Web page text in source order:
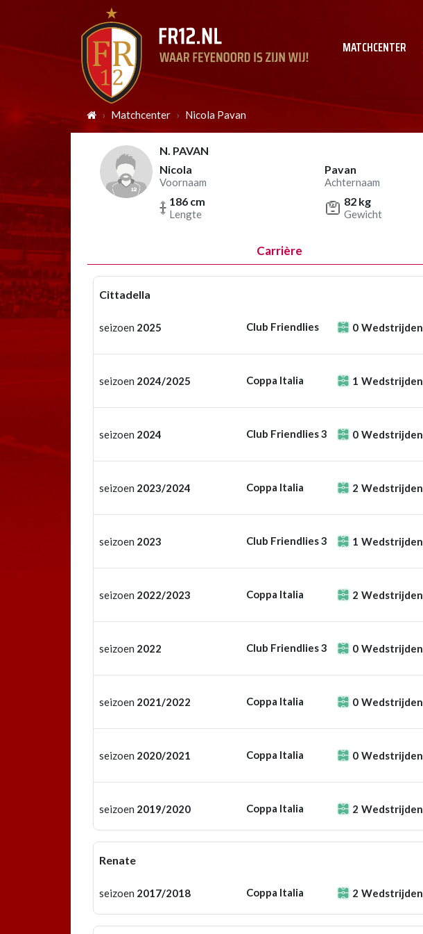
MATCHCENTER
Matchcenter Nicola Pavan
N. PAVAN
Nicola
Voornaam
Pavan
Achternaam
186 cm
Lengte
82 kg
Gewicht
Carrière
Cittadella
seizoen 2025 Club Friendlies 0 Wedstrijden
seizoen 2024/2025 Coppa Italia 1 Wedstrijden
seizoen 2024 Club Friendlies 3 0 Wedstrijden
seizoen 2023/2024 Coppa Italia 2 Wedstrijden
seizoen 2023 Club Friendlies 3 1 Wedstrijden
seizoen 2022/2023 Coppa Italia 2 Wedstrijden
seizoen 2022 Club Friendlies 3 0 Wedstrijden
seizoen 2021/2022 Coppa Italia 0 Wedstrijden
seizoen 2020/2021 Coppa Italia 0 Wedstrijden
seizoen 2019/2020 Coppa Italia 2 Wedstrijden
Renate
seizoen 2017/2018 Coppa Italia 2 Wedstrijden